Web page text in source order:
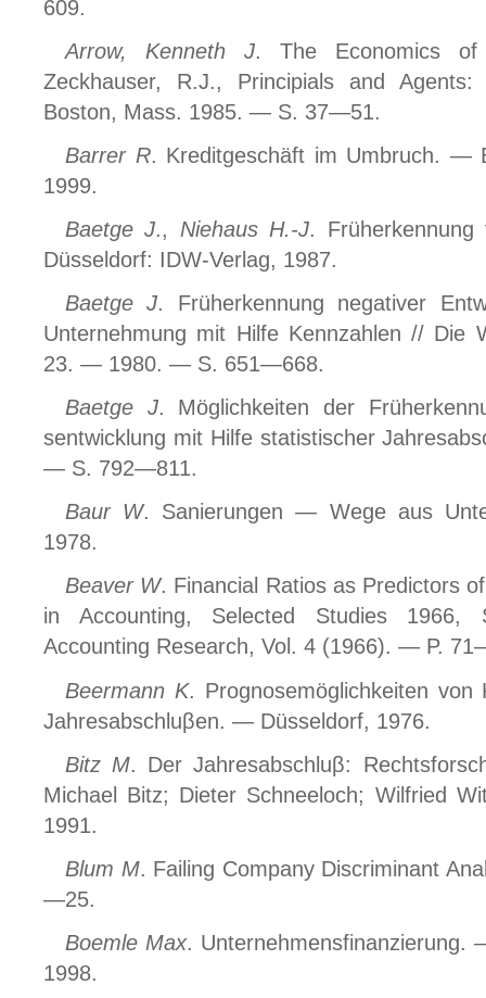
609.
Arrow, Kenneth J. The Economics
Zeckhauser, R.J., Principials and
Boston, Mass. 1985. — S. 37—51.
Barrer R. Kreditgeschäft im Umbruch. —
1999.
Baetge J., Niehaus H.-J.
Düsseldorf: IDW-Verlag, 1987.
Baetge J. Früherkennung negativer
Unternehmung mit Hilfe Kennzahlen // Die
23. — 1980. — S. 651—668.
Baetge J. Möglichkeiten der
sentwicklung mit Hilfe statistischer
— S. 792—811.
Baur W. Sanierungen — Wege aus
1978.
Beaver W. Financial Ratios as Predictors
in Accounting, Selected Studies 1966,
Accounting Research, Vol. 4 (1966). — P.
Beermann K. Prognosemöglichkeiten
Jahresabschluβen. — Düsseldorf, 1976.
Bitz M. Der Jahresabschluβ:
Michael Bitz; Dieter Schneeloch; Wilfried
1991.
Blum M. Failing Company Discriminant
—25.
Boemle Max. Unternehmensfinanzierung.
1998.